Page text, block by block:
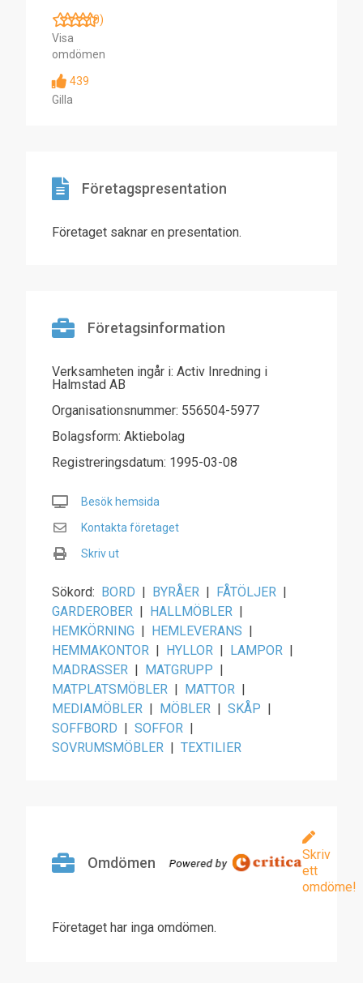
(0)
Visa
omdömen
439
Gilla
Företagspresentation
Företaget saknar en presentation.
Företagsinformation
Verksamheten ingår i: Activ Inredning i
Halmstad AB
Organisationsnummer: 556504-5977
Bolagsform: Aktiebolag
Registreringsdatum: 1995-03-08
Besök hemsida
Kontakta företaget
Skriv ut
Sökord: BORD | BYRÅER | FÅTÖLJER |
GARDEROBER | HALLMÖBLER |
HEMKÖRNING | HEMLEVERANS |
HEMMAKONTOR | HYLLOR | LAMPOR |
MADRASSER | MATGRUPP |
MATPLATSMÖBLER | MATTOR |
MEDIAMÖBLER | MÖBLER | SKÅP |
SOFFBORD | SOFFOR |
SOVRUMSMÖBLER | TEXTILIER
Omdömen
Skriv
ett
omdöme!
Företaget har inga omdömen.